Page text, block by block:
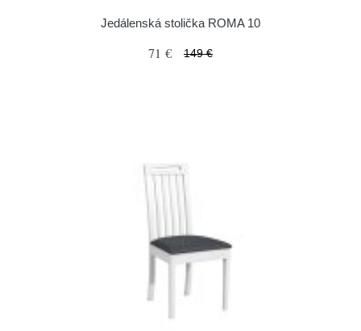
Jedálenská stolička ROMA 10
71 € 149 €